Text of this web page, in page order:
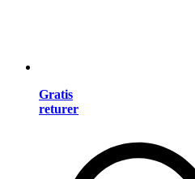
Gratis
returer